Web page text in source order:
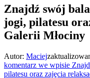
Znajdź swój
jogi, pilatesu
Galerii Młociny
Autor: Maciej
komentarz we wpisie
pilatesu oraz zajęcia